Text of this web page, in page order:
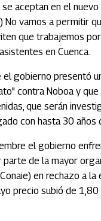
aceptan en el nuevo
No vamos a permitir
que trabajemos
en Cuenca.
el gobierno presentó
contra Noboa y
que serán
con hasta 30 años
el gobierno
parte de la mayor
en rechazo a la
precio subió de